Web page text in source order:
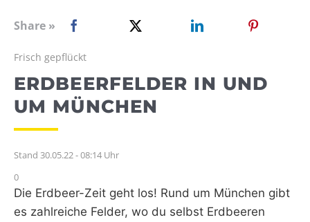
WEBRADIO
Share »
Frisch gepflückt
ERDBEERFELDER IN UND
UM MÜNCHEN
Stand 30.05.22 - 08:14 Uhr
0
Die Erdbeer-Zeit geht los! Rund um München gibt
es zahlreiche Felder, wo du selbst Erdbeeren